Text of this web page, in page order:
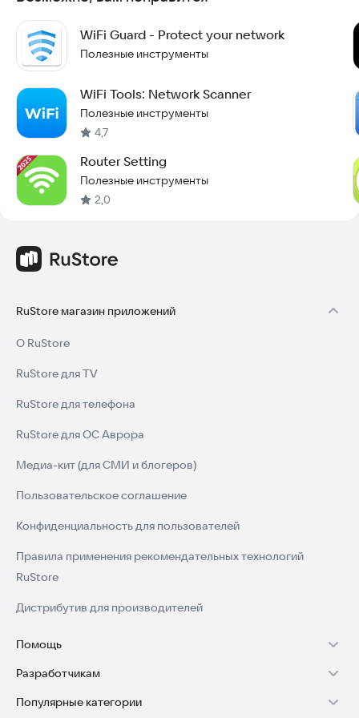
WiFi Guard - Protect your network
Полезные инструменты
WiFi Tools: Network Scanner
Полезные инструменты
4,7
Router Setting
Полезные инструменты
2,0
RuStore магазин приложений
О RuStore
RuStore для TV
RuStore для телефона
RuStore для ОС Аврора
Медиа-кит (для СМИ и блогеров)
Пользовательское соглашение
Конфиденциальность для пользователей
Правила применения рекомендательных технологий
RuStore
Дистрибутив для производителей
Помощь
Установка RuStore на TV
Установка RuStore на телефон
Разработчикам
Зарабатывать с RuStore
Популярные категории